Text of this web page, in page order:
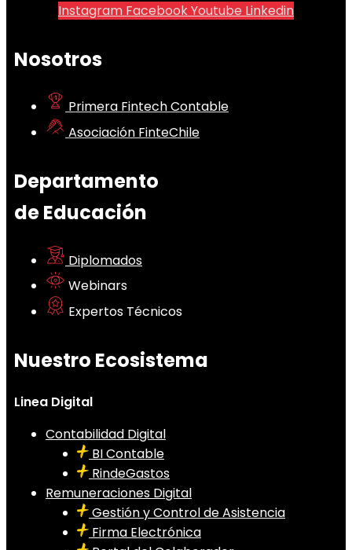
Instagram FacebookYoutube Linkedin
Nosotros
Primera Fintech Contable
Asociación FinteChile
Departamento
de Educación
Diplomados
Webinars
Expertos Técnicos
Nuestro Ecosistema
Linea Digital
Contabilidad Digital
BI Contable
RindeGastos
Remuneraciones Digital
Gestión y Control de Asistencia
Firma Electrónica